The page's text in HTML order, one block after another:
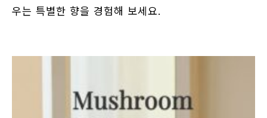
우는 특별한 향을 경험해 보세요.